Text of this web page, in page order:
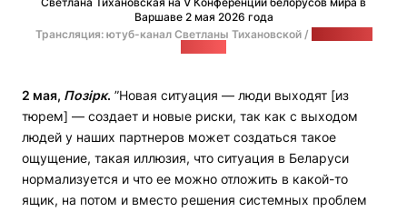
Варшаве 2 мая 2026 года
Трансляция: ютуб-канал Светланы Тихановской /
2 мая, Позірк. ”Новая ситуация — люди выходят [из
тюрем] — создает и новые риски, так как с выходом
людей у наших партнеров может создаться такое
ощущение, такая иллюзия, что ситуация в Беларуси
нормализуется и что ее можно отложить в какой-то
ящик, на потом и вместо решения системных проблем